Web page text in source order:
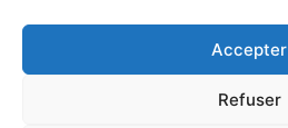
Accepter
Refuser
et soyez au fait de tout.